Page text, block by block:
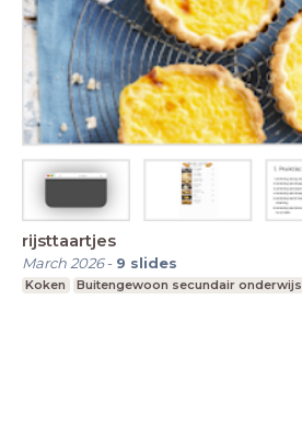
rijsttaartjes
March 2026- 9 slides
Koken Buitengewoon secundair onderwijs